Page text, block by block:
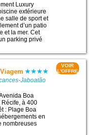
Luxury
extérieure
salle de sport et
d’un patio
et la mer. Cet
parking privé
Jaboatão
Boa
à 400
: Plage Boa
en
nombreuses
VOIR
L'OFFRE